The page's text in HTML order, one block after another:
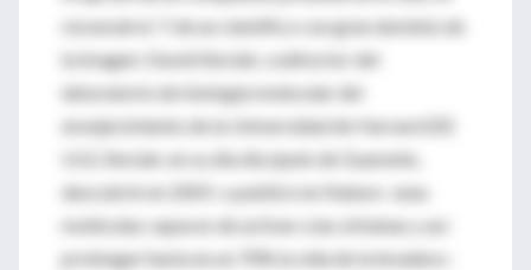
resveratrol. Y de un científico con gran dominio de
la imagen: David Sinclair, codirector del
laboratorio de biología molecular del
envejecimiento de la Universidad de Harvard (EE
UU). Sinclair, en su día discípulo de Guarente,
descubrió en 2003 -y publicó en Nature- unas
moléculas capaces de activar a las sirtuinas y así
prolongar hasta en un 70% la vida de la levadura -